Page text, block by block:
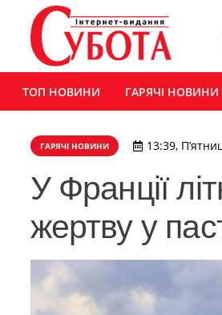
ТОП НОВИНИ ГАРЯЧІ НОВИНИ
ГАРЯЧІ НОВИНИ 13:39,
У Франції
жертву у